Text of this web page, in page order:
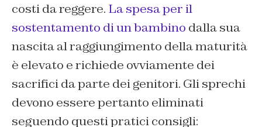
costi da reggere. La spesa per il
sostentamento di un bambino dalla sua
nascita al raggiungimento della maturità
è elevato e richiede ovviamente dei
sacrifici da parte dei genitori. Gli sprechi
devono essere pertanto eliminati
seguendo questi pratici consigli: